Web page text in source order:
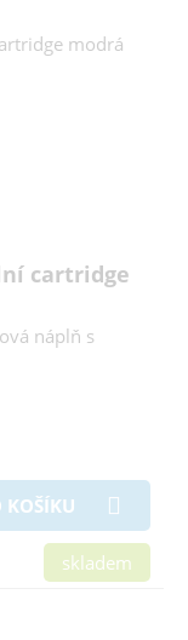
cartridge
náplň s
KOŠÍKU
skladem